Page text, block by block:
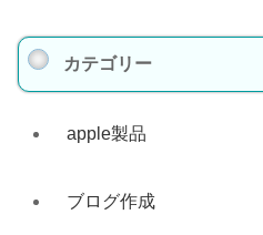
カテゴリー
apple製品
ブログ作成